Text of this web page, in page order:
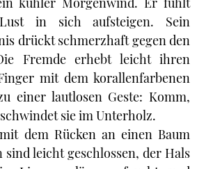
in sich aufsteigen. Sein
drückt schmerzhaft gegen den
Fremde erhebt leicht ihren
mit dem korallenfarbenen
einer lautlosen Geste: Komm,
sie im Unterholz.
dem Rücken an einen Baum
sind leicht geschlossen, der Hals